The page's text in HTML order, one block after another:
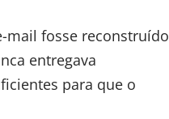
mail fosse reconstruído
entregava
para que o